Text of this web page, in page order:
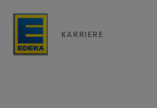
KARRIERE